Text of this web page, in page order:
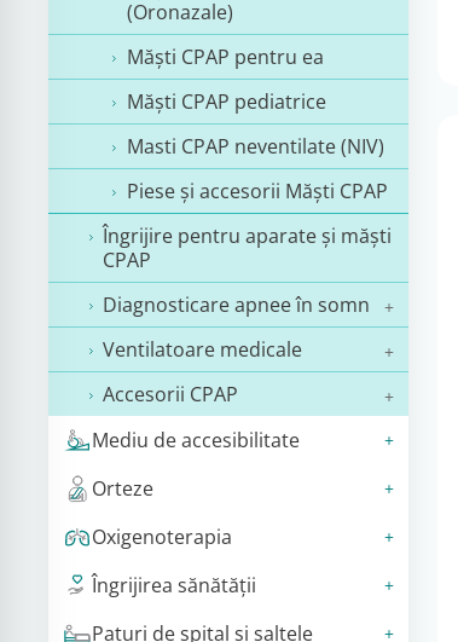
(Oronazale)
Măşti CPAP pentru ea
Măşti CPAP pediatrice
Masti CPAP neventilate (NIV)
Piese și accesorii Măști CPAP
Îngrijire pentru aparate și măști
CPAP
Diagnosticare apnee în somn
Ventilatoare medicale
Accesorii CPAP
Mediu de accesibilitate
Orteze
Oxigenoterapia
Îngrijirea sănătății
Paturi de spital si saltele